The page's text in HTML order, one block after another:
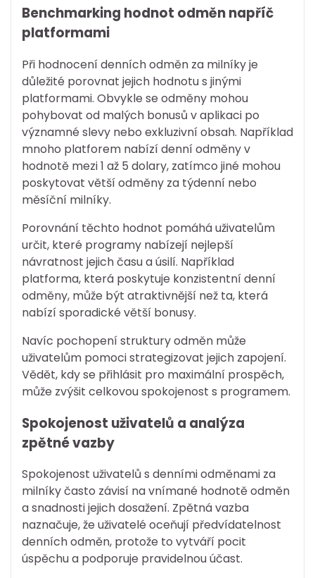
Benchmarking hodnot odměn napříč
platformami
Při hodnocení denních odměn za milníky je
důležité porovnat jejich hodnotu s jinými
platformami. Obvykle se odměny mohou
pohybovat od malých bonusů v aplikaci po
významné slevy nebo exkluzivní obsah. Například
mnoho platforem nabízí denní odměny v
hodnotě mezi 1 až 5 dolary, zatímco jiné mohou
poskytovat větší odměny za týdenní nebo
měsíční milníky.
Porovnání těchto hodnot pomáhá uživatelům
určit, které programy nabízejí nejlepší
návratnost jejich času a úsilí. Například
platforma, která poskytuje konzistentní denní
odměny, může být atraktivnější než ta, která
nabízí sporadické větší bonusy.
Navíc pochopení struktury odměn může
uživatelům pomoci strategizovat jejich zapojení.
Vědět, kdy se přihlásit pro maximální prospěch,
může zvýšit celkovou spokojenost s programem.
Spokojenost uživatelů a analýza
zpětné vazby
Spokojenost uživatelů s denními odměnami za
milníky často závisí na vnímané hodnotě odměn
a snadnosti jejich dosažení. Zpětná vazba
naznačuje, že uživatelé oceňují předvídatelnost
denních odměn, protože to vytváří pocit
úspěchu a podporuje pravidelnou účast.